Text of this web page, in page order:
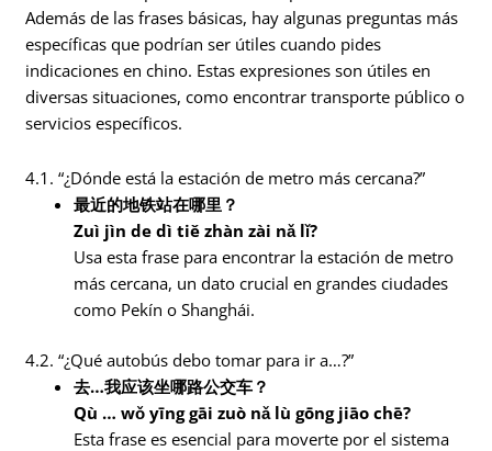
Además de las frases básicas, hay algunas preguntas más
específicas que podrían ser útiles cuando pides
indicaciones en chino. Estas expresiones son útiles en
diversas situaciones, como encontrar transporte público o
servicios específicos.
4.1. “¿Dónde está la estación de metro más cercana?”
最近的地铁站在哪里？
Zuì jìn de dì tiě zhàn zài nǎ lǐ?
Usa esta frase para encontrar la estación de metro
más cercana, un dato crucial en grandes ciudades
como Pekín o Shanghái.
4.2. “¿Qué autobús debo tomar para ir a…?”
去…我应该坐哪路公交车？
Qù … wǒ yīng gāi zuò nǎ lù gōng jiāo chē?
Esta frase es esencial para moverte por el sistema